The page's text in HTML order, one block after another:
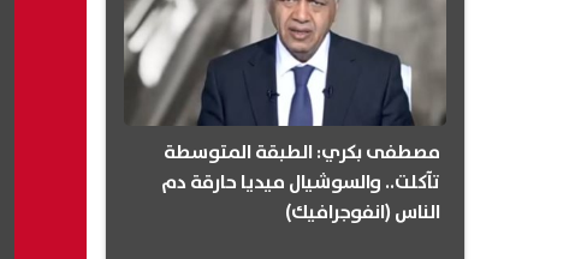
مصطفى بكري: الطبقة المتوسطة
تآكلت.. والسوشيال ميديا حارقة دم
الناس (انفوجرافيك)